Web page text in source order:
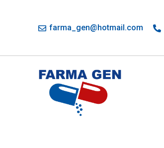
farma_gen@hotmail.com